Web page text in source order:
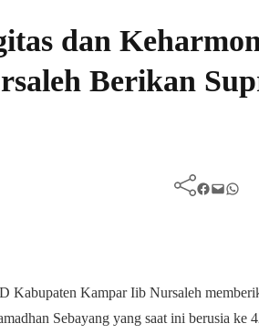
dan
Berikan
Facebook Mail WhatsApp
Kampar Iib Nursaleh
Sebayang yang saat ini berusia ke